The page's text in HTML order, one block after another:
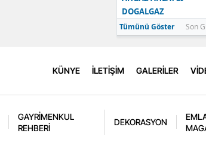
DOGALGAZ
Tümünü Göster Son
KÜNYE İLETİŞİM GALERİLER
GAYRİMENKUL
REHBERİ
DEKORASYON